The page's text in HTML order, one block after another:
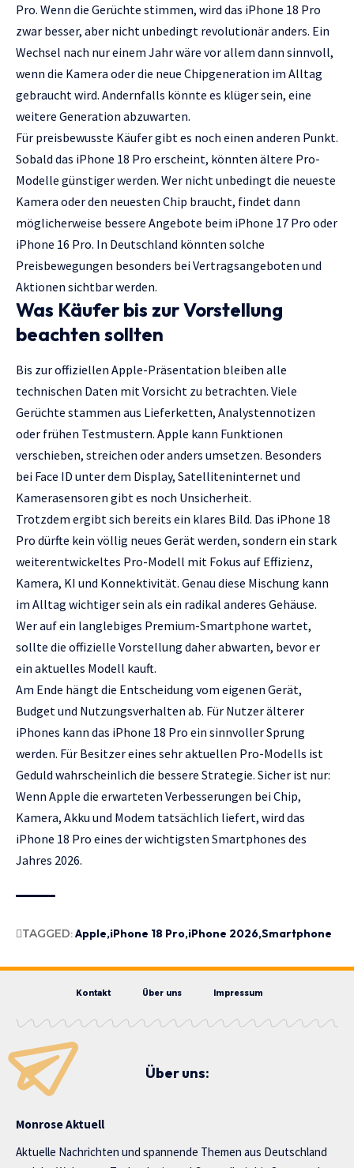
Pro. Wenn die Gerüchte stimmen, wird das iPhone 18 Pro
zwar besser, aber nicht unbedingt revolutionär anders. Ein
Wechsel nach nur einem Jahr wäre vor allem dann sinnvoll,
wenn die Kamera oder die neue Chipgeneration im Alltag
gebraucht wird. Andernfalls könnte es klüger sein, eine
weitere Generation abzuwarten.
Für preisbewusste Käufer gibt es noch einen anderen Punkt.
Sobald das iPhone 18 Pro erscheint, könnten ältere Pro-
Modelle günstiger werden. Wer nicht unbedingt die neueste
Kamera oder den neuesten Chip braucht, findet dann
möglicherweise bessere Angebote beim iPhone 17 Pro oder
iPhone 16 Pro. In Deutschland könnten solche
Preisbewegungen besonders bei Vertragsangeboten und
Aktionen sichtbar werden.
Was Käufer bis zur Vorstellung
beachten sollten
Bis zur offiziellen Apple-Präsentation bleiben alle
technischen Daten mit Vorsicht zu betrachten. Viele
Gerüchte stammen aus Lieferketten, Analystennotizen
oder frühen Testmustern. Apple kann Funktionen
verschieben, streichen oder anders umsetzen. Besonders
bei Face ID unter dem Display, Satelliteninternet und
Kamerasensoren gibt es noch Unsicherheit.
Trotzdem ergibt sich bereits ein klares Bild. Das iPhone 18
Pro dürfte kein völlig neues Gerät werden, sondern ein stark
weiterentwickeltes Pro-Modell mit Fokus auf Effizienz,
Kamera, KI und Konnektivität. Genau diese Mischung kann
im Alltag wichtiger sein als ein radikal anderes Gehäuse.
Wer auf ein langlebiges Premium-Smartphone wartet,
sollte die offizielle Vorstellung daher abwarten, bevor er
ein aktuelles Modell kauft.
Am Ende hängt die Entscheidung vom eigenen Gerät,
Budget und Nutzungsverhalten ab. Für Nutzer älterer
iPhones kann das iPhone 18 Pro ein sinnvoller Sprung
werden. Für Besitzer eines sehr aktuellen Pro-Modells ist
Geduld wahrscheinlich die bessere Strategie. Sicher ist nur:
Wenn Apple die erwarteten Verbesserungen bei Chip,
Kamera, Akku und Modem tatsächlich liefert, wird das
iPhone 18 Pro eines der wichtigsten Smartphones des
Jahres 2026.
TAGGED:Apple iPhone 18 Pro iPhone 2026 Smartphone
Kontakt Über uns Impressum
Über uns:
Monrose Aktuell
Aktuelle Nachrichten und spannende Themen aus Deutschland